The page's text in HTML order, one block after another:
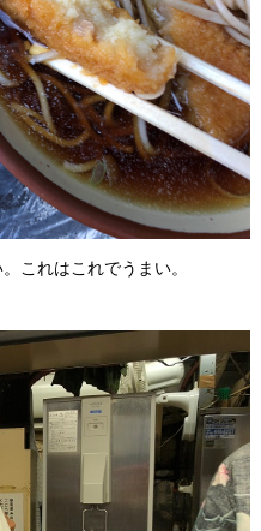
これはこれでうまい。